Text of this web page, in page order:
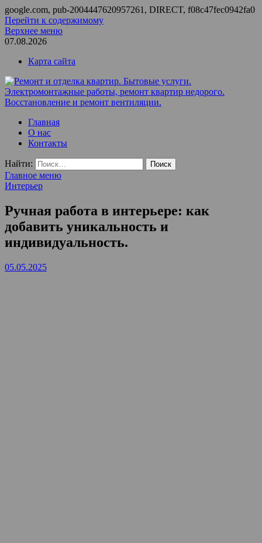
google.com, pub-2004447620957261, DIRECT, f08c47fec0942fa0
Перейти к содержимому
Верхнее меню
07.08.2026
Карта сайта
Ремонт и отделка квартир. Бытовые услуги.
Электромонтажные работы, ремонт квартир недорого.
Восстановление и ремонт вентиляции.
ООО Домус — ремонт квартир, обслуживание и ремонт
вентиляции, монтаж систем приточной вентиляции.
Главная
О нас
Контакты
Найти:
Главное меню
Интерьер
Ручная работа в интерьере: как
добавить уникальность и
индивидуальность.
05.05.2025